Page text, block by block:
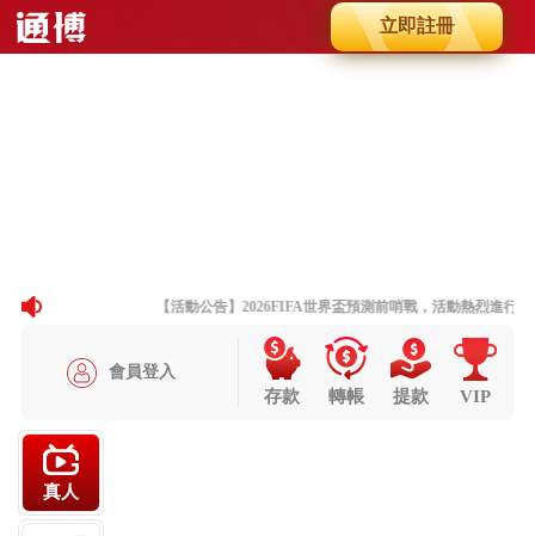
立即註冊
【活動公告】2026FIFA世界盃預測前哨戰，活動熱烈進
會員登入
存款 轉帳 提款 VIP
真人